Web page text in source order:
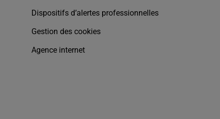
Dispositifs d’alertes professionnelles
Gestion des cookies
Agence internet